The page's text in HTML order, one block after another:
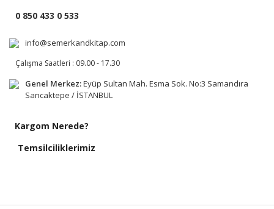
0 850 433 0 533
info@semerkandkitap.com
Çalışma Saatleri : 09.00 - 17.30
Genel Merkez:Eyüp Sultan Mah. Esma Sok. No:3 Samandıra
Sancaktepe / İSTANBUL
Kargom Nerede?
Temsilciliklerimiz